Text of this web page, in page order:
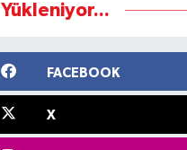
Yükleniyor...
FACEBOOK
X